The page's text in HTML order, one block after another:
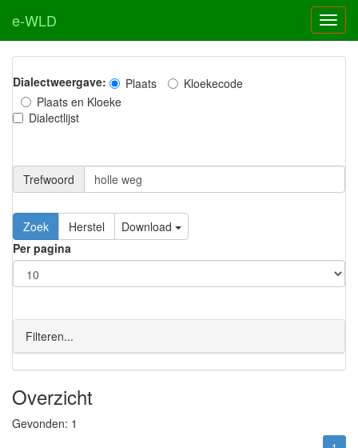
e-WLD
Dialectweergave: Plaats
Kloekecode
Plaats en Kloeke
Dialectlijst
Trefwoord
Download
Per pagina
Filteren...
Overzicht
Gevonden: 1